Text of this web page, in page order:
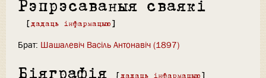
Рэпрэсаваныя сваякі
[ дадаць інфармацыю ]
Брат: Шашалевіч Васіль Антонавіч (1897)
Біяграфія [ дадаць інфармацыю ]